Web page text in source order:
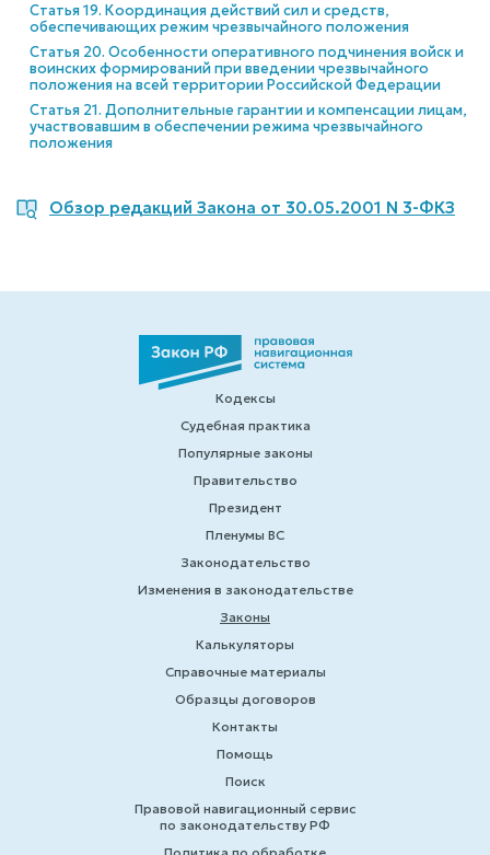
Статья 19. Координация действий сил и средств,
обеспечивающих режим чрезвычайного положения
Статья 20. Особенности оперативного подчинения войск и
воинских формирований при введении чрезвычайного
положения на всей территории Российской Федерации
Статья 21. Дополнительные гарантии и компенсации лицам,
участвовавшим в обеспечении режима чрезвычайного
положения
Обзор редакций Закона от 30.05.2001 N 3-ФКЗ
Кодексы
Судебная практика
Популярные законы
Правительство
Президент
Пленумы ВС
Законодательство
Изменения в законодательстве
Законы
Калькуляторы
Справочные материалы
Образцы договоров
Контакты
Помощь
Поиск
Правовой навигационный сервис
по законодательству РФ